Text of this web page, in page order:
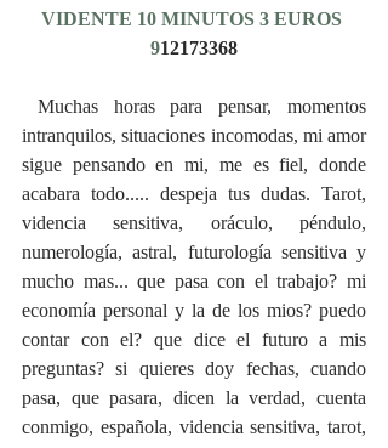
VIDENTE 10 MINUTOS 3 EUROS
912173368
intranquilos, situaciones incomodas, mi amor
sigue pensando en mi, me es fiel, donde
acabara todo..... despeja tus dudas. Tarot,
videncia sensitiva, oráculo, péndulo,
numerología, astral, futurología sensitiva y
mucho mas... que pasa con el trabajo? mi
economía personal y la de los mios? puedo
contar con el? que dice el futuro a mis
preguntas? si quieres doy fechas, cuando
pasa, que pasara, dicen la verdad, cuenta
conmigo, española, videncia sensitiva, tarot,